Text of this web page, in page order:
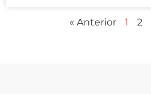
« Anterior 1 2